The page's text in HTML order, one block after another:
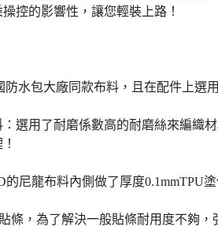
控的影響性，讓您輕裝上路！
水包大廠同款布料，且在配件上選
選用了耐磨係數高的耐磨絲來編織
的尼龍布料內側做了厚度0.1mmTPU
條，為了解決一般貼條耐用度不夠